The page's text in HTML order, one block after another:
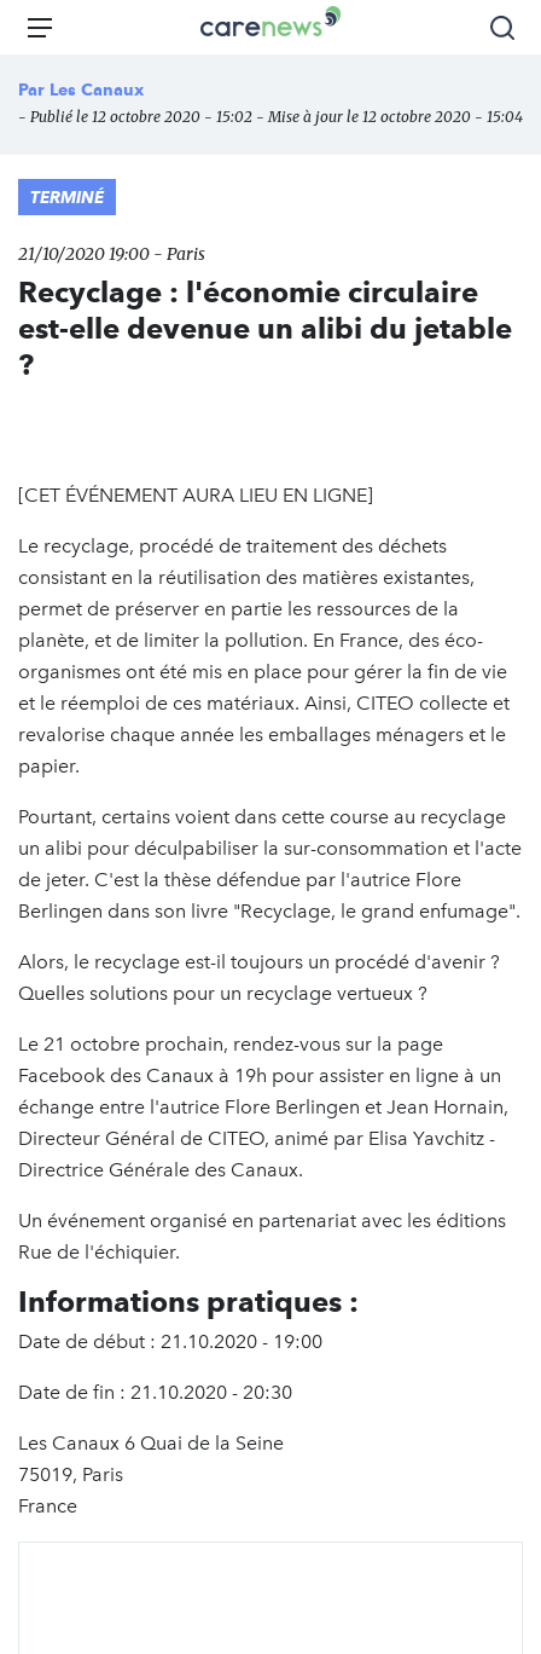
Aller
principal
Carenews,
des
Menu
Par Les Canaux
- Publié le 12 octobre 2020 - 15:02 - Mise à jour le 12 octobre 2020 - 15:04
TERMINÉ
21/10/2020 19:00 - Paris
Recyclage : l'économie circulaire
est-elle devenue un alibi du jetable
?
[CET ÉVÉNEMENT AURA LIEU EN LIGNE]
Le recyclage, procédé de traitement des déchets
consistant en la réutilisation des matières existantes,
permet de préserver en partie les ressources de la
planète, et de limiter la pollution. En France, des éco-
organismes ont été mis en place pour gérer la fin de vie
et le réemploi de ces matériaux. Ainsi, CITEO collecte et
revalorise chaque année les emballages ménagers et le
papier.
Pourtant, certains voient dans cette course au recyclage
un alibi pour déculpabiliser la sur-consommation et l'acte
de jeter. C'est la thèse défendue par l'autrice Flore
Berlingen dans son livre "Recyclage, le grand enfumage".
Alors, le recyclage est-il toujours un procédé d'avenir ?
Quelles solutions pour un recyclage vertueux ?
Le 21 octobre prochain, rendez-vous sur la page
Facebook des Canaux à 19h pour assister en ligne à un
échange entre l'autrice Flore Berlingen et Jean Hornain,
Directeur Général de CITEO, animé par Elisa Yavchitz -
Directrice Générale des Canaux.
Un événement organisé en partenariat avec les éditions
Rue de l'échiquier.
Informations pratiques :
Date de début : 21.10.2020 - 19:00
Date de fin : 21.10.2020 - 20:30
Les Canaux 6 Quai de la Seine
75019, Paris
France